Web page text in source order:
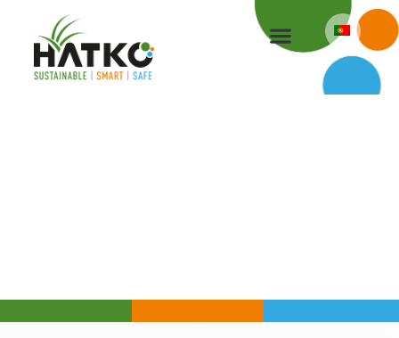
content